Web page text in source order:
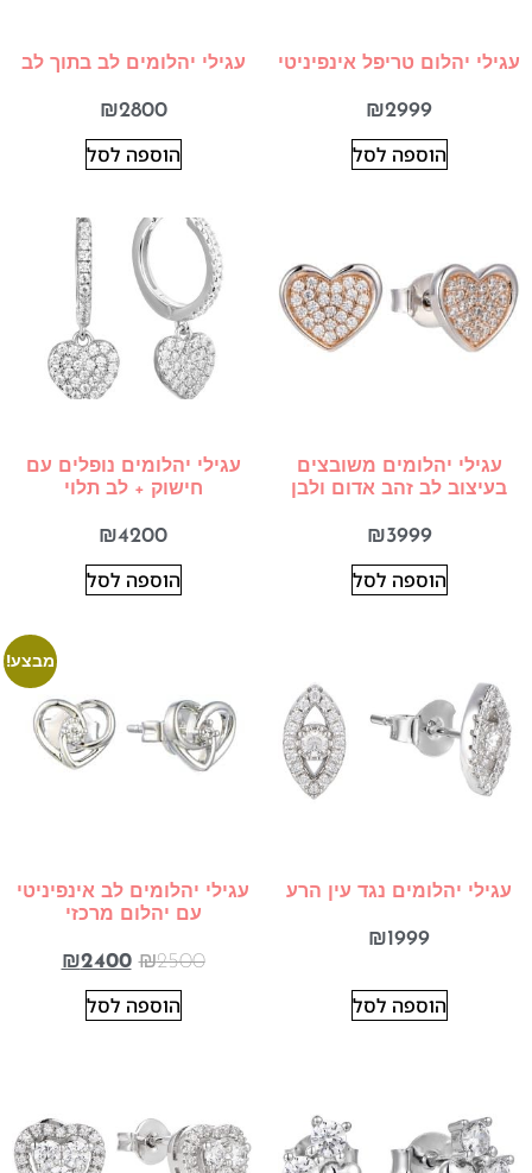
עגילי יהלום טריפל אינפיניטי
₪2999
הוספה לסל
עגילי יהלומים לב בתוך לב
₪2800
הוספה לסל
עגילי יהלומים משובצים
בעיצוב לב זהב אדום ולבן
₪3999
הוספה לסל
עגילי יהלומים נופלים עם
חישוק + לב תלוי
₪4200
הוספה לסל
עגילי יהלומים נגד עין הרע
₪1999
הוספה לסל
מבצע!
עגילי יהלומים לב אינפיניטי
עם יהלום מרכזי
₪2500
₪2400
הוספה לסל